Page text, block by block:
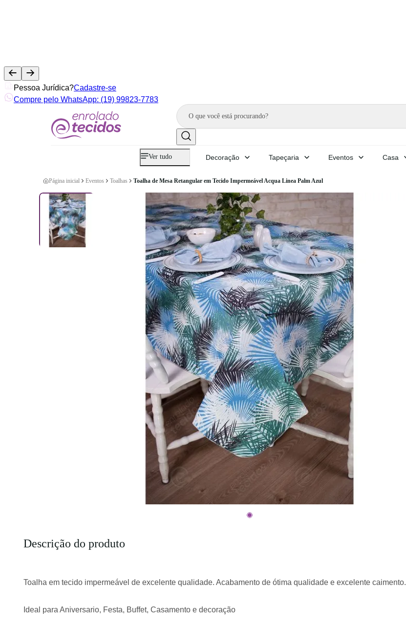
Pessoa Jurídica?Cadastre-se
Compre pelo WhatsApp: (19) 99823-7783
Ver tudo Decoração Tapeçaria Eventos Casa
Página inicial Eventos Toalhas Toalha de Mesa Retangular em Tecido Impermeável Acqua Linea Palm Azul
Descrição do produto
Toalha em tecido impermeável de excelente qualidade. Acabamento de ótima qualidade e excelente caimento.
Ideal para Aniversario, Festa, Buffet, Casamento e decoração